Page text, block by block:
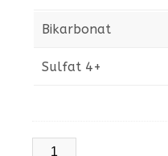
Bikarbonat
Sulfat 4+
Bismarck